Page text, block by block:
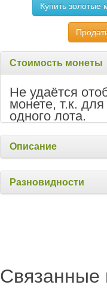
Купить золотые
Стоимость монеты
Не удаётся
монете, т.к.
одного лота.
Описание
Разновидности
Связанные